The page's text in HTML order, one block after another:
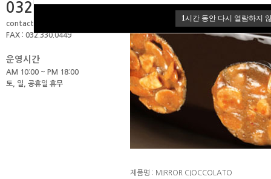
1시간 동안 다시 열람하지
032.506.1979
contact@skyint.co.kr
FAX : 032.330.0449
운영시간
AM 10:00 ~ PM 18:00
토, 일, 공휴일 휴무
제품명 : MIRROR CIOCCOLATO